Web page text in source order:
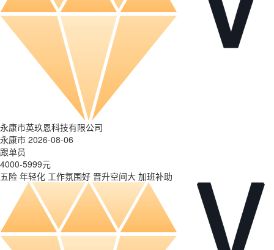
永康市英玖恩科技有限公司
永康市 2026-08-06
跟单员
4000-5999元
五险 年轻化 工作氛围好 晋升空间大 加班补助